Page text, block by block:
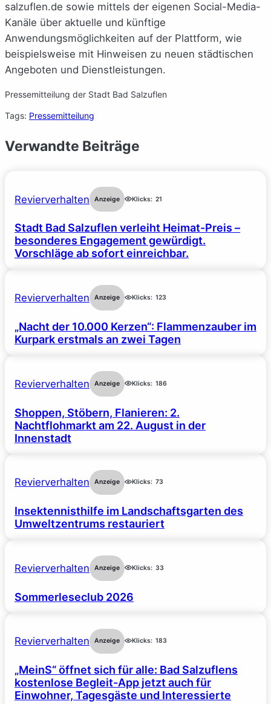
salzuflen.de sowie mittels der eigenen Social-Media-
Kanäle über aktuelle und künftige
Anwendungsmöglichkeiten auf der Plattform, wie
beispielsweise mit Hinweisen zu neuen städtischen
Angeboten und Dienstleistungen.
Pressemitteilung der Stadt Bad Salzuflen
Tags: Pressemitteilung
Verwandte Beiträge
Revierverhalten Anzeige Klicks: 21
Stadt Bad Salzuflen verleiht Heimat-Preis –
besonderes Engagement gewürdigt.
Vorschläge ab sofort einreichbar.
Revierverhalten Anzeige Klicks: 123
„Nacht der 10.000 Kerzen“: Flammenzauber im
Kurpark erstmals an zwei Tagen
Revierverhalten Anzeige Klicks: 186
Shoppen, Stöbern, Flanieren: 2.
Nachtflohmarkt am 22. August in der
Innenstadt
Revierverhalten Anzeige Klicks: 73
Insektennisthilfe im Landschaftsgarten des
Umweltzentrums restauriert
Revierverhalten Anzeige Klicks: 33
Sommerleseclub 2026
Revierverhalten Anzeige Klicks: 183
„MeinS“ öffnet sich für alle: Bad Salzuflens
kostenlose Begleit-App jetzt auch für
Einwohner, Tagesgäste und Interessierte